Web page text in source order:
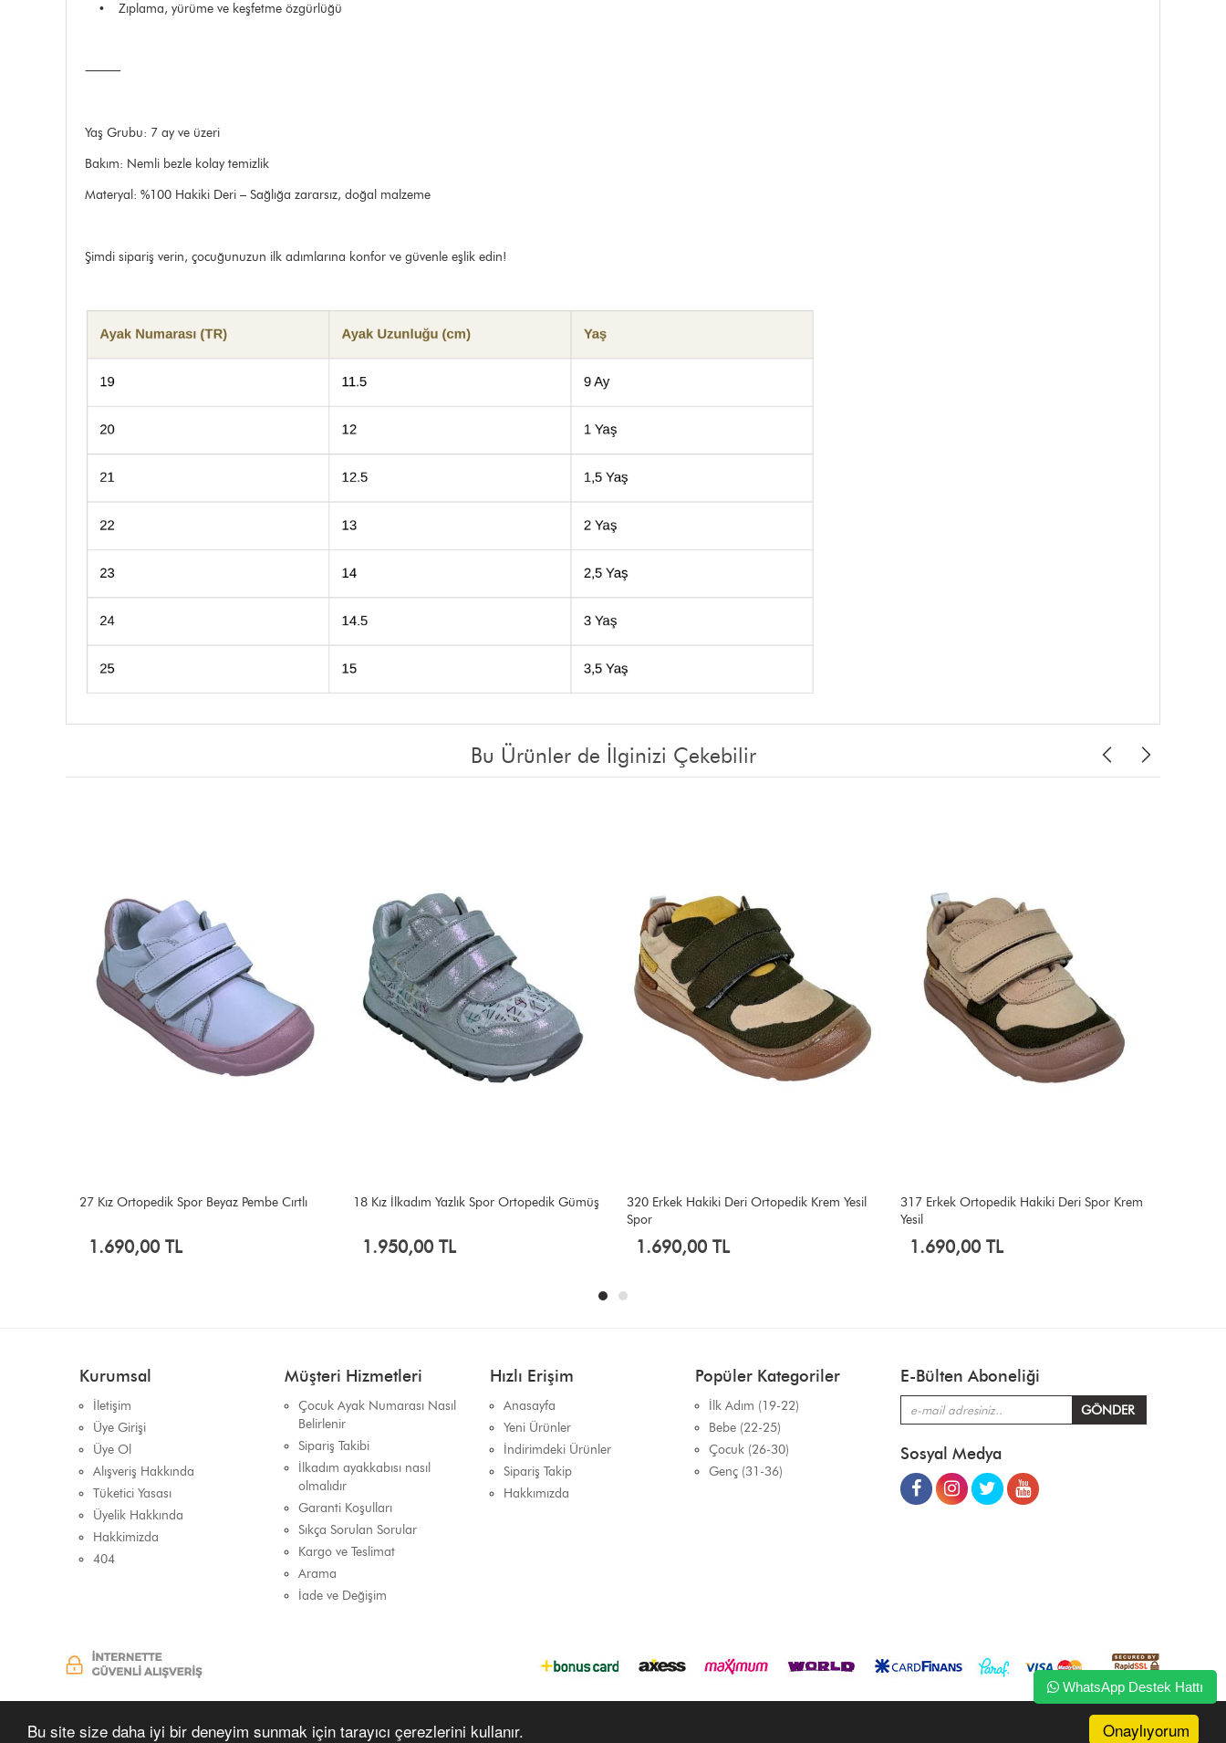
Onaylıyorum
Bu site size daha iyi bir deneyim sunmak için tarayıcı çerezlerini kullanır.
• Zıplama, yürüme ve keşfetme özgürlüğü
⸻
Yaş Grubu: 7 ay ve üzeri
Bakım: Nemli bezle kolay temizlik
Materyal: %100 Hakiki Deri – Sağlığa zararsız, doğal malzeme
Şimdi sipariş verin, çocuğunuzun ilk adımlarına konfor ve güvenle eşlik edin!
Bu Ürünler de İlginizi Çekebilir
27 Kız Ortopedik Spor Beyaz Pembe Cırtlı
1.690,00 TL
18 Kız İlkadım Yazlık Spor Ortopedik Gümüş
1.950,00 TL
320 Erkek Hakiki Deri Ortopedik Krem Yesil
Spor
1.690,00 TL
317 Erkek Ortopedik Hakiki Deri Spor Krem
Yesil
1.690,00 TL
Kurumsal
İletişim
Üye Girişi
Üye Ol
Alışveriş Hakkında
Tüketici Yasası
Üyelik Hakkında
Hakkimizda
404
Müşteri Hizmetleri
Çocuk Ayak Numarası Nasıl
Belirlenir
Sipariş Takibi
İlkadım ayakkabısı nasıl
olmalıdır
Garanti Koşulları
Sıkça Sorulan Sorular
Kargo ve Teslimat
Arama
İade ve Değişim
Hızlı Erişim
Anasayfa
Yeni Ürünler
İndirimdeki Ürünler
Sipariş Takip
Hakkımızda
Popüler Kategoriler
İlk Adım (19-22)
Bebe (22-25)
Çocuk (26-30)
Genç (31-36)
E-Bülten Aboneliği
Sosyal Medya
Copyrights © 2021 Müderris Ayakkabı
WhatsApp Destek Hattı